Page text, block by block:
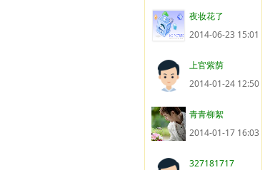
夜妆花了
2014-06-23 15:01
上官紫荫
2014-01-24 12:50
青青柳絮
2014-01-17 16:03
327181717